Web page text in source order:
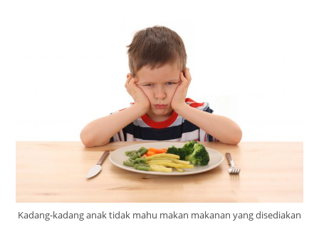
Kadang-kadang anak tidak mahu makan makanan yang disediakan